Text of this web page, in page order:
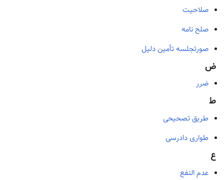
صلاحیت
صلح نامه
صورتجلسه تأمین دلیل
ض
ضرر
ط
طریق تصحیحی
طواری دادرسی
ع
عدم النفع